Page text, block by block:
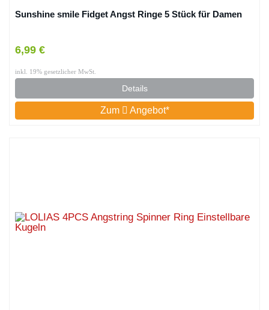
Sunshine smile Fidget Angst Ringe 5 Stück für Damen
6,99 €
inkl. 19% gesetzlicher MwSt.
Details
Zum Angebot*